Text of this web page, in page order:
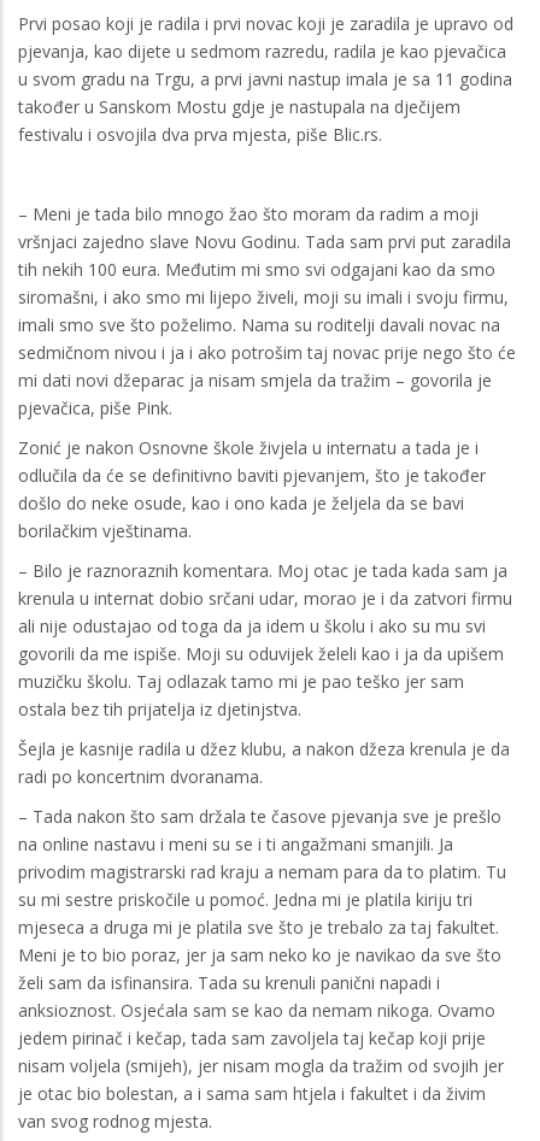
Prvi posao koji je radila i prvi novac koji je zaradila je upravo od
pjevanja, kao dijete u sedmom razredu, radila je kao pjevačica
u svom gradu na Trgu, a prvi javni nastup imala je sa 11 godina
također u Sanskom Mostu gdje je nastupala na dječijem
festivalu i osvojila dva prva mjesta, piše Blic.rs.
– Meni je tada bilo mnogo žao što moram da radim a moji
vršnjaci zajedno slave Novu Godinu. Tada sam prvi put zaradila
tih nekih 100 eura. Međutim mi smo svi odgajani kao da smo
siromašni, i ako smo mi lijepo živeli, moji su imali i svoju firmu,
imali smo sve što poželimo. Nama su roditelji davali novac na
sedmičnom nivou i ja i ako potrošim taj novac prije nego što će
mi dati novi džeparac ja nisam smjela da tražim – govorila je
pjevačica, piše Pink.
Zonić je nakon Osnovne škole živjela u internatu a tada je i
odlučila da će se definitivno baviti pjevanjem, što je također
došlo do neke osude, kao i ono kada je željela da se bavi
borilačkim vještinama.
– Bilo je raznoraznih komentara. Moj otac je tada kada sam ja
krenula u internat dobio srčani udar, morao je i da zatvori firmu
ali nije odustajao od toga da ja idem u školu i ako su mu svi
govorili da me ispiše. Moji su oduvijek želeli kao i ja da upišem
muzičku školu. Taj odlazak tamo mi je pao teško jer sam
ostala bez tih prijatelja iz djetinjstva.
Šejla je kasnije radila u džez klubu, a nakon džeza krenula je da
radi po koncertnim dvoranama.
– Tada nakon što sam držala te časove pjevanja sve je prešlo
na online nastavu i meni su se i ti angažmani smanjili. Ja
privodim magistrarski rad kraju a nemam para da to platim. Tu
su mi sestre priskočile u pomoć. Jedna mi je platila kiriju tri
mjeseca a druga mi je platila sve što je trebalo za taj fakultet.
Meni je to bio poraz, jer ja sam neko ko je navikao da sve što
želi sam da isfinansira. Tada su krenuli panični napadi i
anksioznost. Osjećala sam se kao da nemam nikoga. Ovamo
jedem pirinač i kečap, tada sam zavoljela taj kečap koji prije
nisam voljela (smijeh), jer nisam mogla da tražim od svojih jer
je otac bio bolestan, a i sama sam htjela i fakultet i da živim
van svog rodnog mjesta.